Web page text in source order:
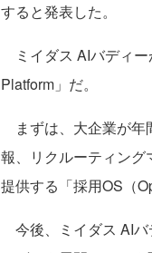
すると発表した。
ミイダス AIバディ
Platform」だ。
まずは、大企業が年
報、リクルーティン
提供する「採用OS（
今後、ミイダス AIバ